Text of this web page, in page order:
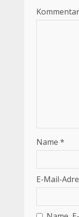
Kommentar
Name *
E-Mail-